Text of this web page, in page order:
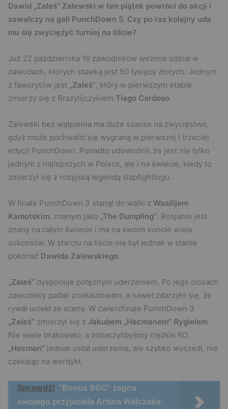
Dawid „Zaleś” Zalewski w ten piątek powróci do akcji i
zawalczy na gali PunchDown 5. Czy po raz kolejny uda
mu się zwyciężyć turniej na liście?
Już 22 października 16 zawodników weźmie udział w
zawodach, których stawką jest 50 tysięcy złotych. Jednym
z faworytów jest „Zaleś”, który w pierwszym etapie
zmierzy się z Brazylijczykiem Tiago Cardoso.
Zalewski bez wątpienia ma duże szanse na zwycięstwo,
gdyż może pochwalić się wygraną w pierwszej i trzeciej
edycji PunchDown. Ponadto udowodnił, że jest nie tylko
jednym z najlepszych w Polsce, ale i na świecie, kiedy to
zmierzył się z rosyjską legendą slapfightingu.
W finale PunchDown 3 stanął do walki z Wasilijem
Kamotskim, znanym jako „The Dumpling”. Rosjanin jest
znany na całym świecie i ma na swoim koncie wiele
sukcesów. W starciu na liście nie był jednak w stanie
pokonać Dawida Zalewskiego.
„Zaleś” dysponuje potężnym uderzeniem. Po jego ciosach
zawodnicy padali znokautowani, a nawet zdarzyło się, że
rywal uciekł ze sceny. W ćwierćfinale PunchDown 3
„Zaleś” zmierzył się z Jakubem „Hecmanem” Rygielem.
Nie wiele brakowało, a zobaczylibyśmy ciężkie KO.
„Hecman” jednak ustał uderzenie, ale szybko wyszedł, nie
czekając na werdykt.
Sprawdź! "Bonus BGC" żegna
swojego przyjaciela Artura Walczaka: